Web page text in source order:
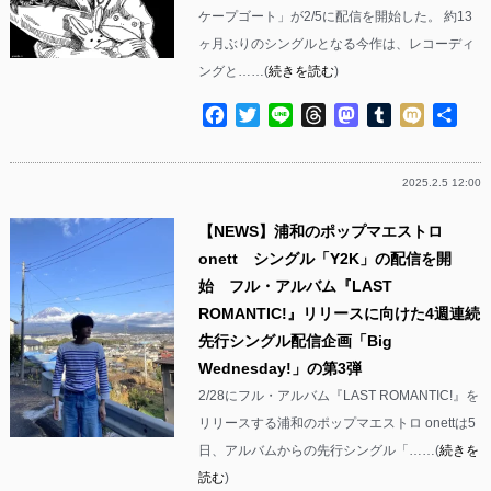
ケープゴート」が2/5に配信を開始した。 約13
ヶ月ぶりのシングルとなる今作は、レコーディ
ングと……(続きを読む)
Facebook
TwitterLine ThreadsMastodon
Tumblr
Mixi
2025.2.5 12:00
【NEWS】浦和のポップマエストロ
onett シングル「Y2K」の配信を開
始 フル・アルバム『LAST
ROMANTIC!』リリースに向けた4週連続
先行シングル配信企画「Big
Wednesday!」の第3弾
2/28にフル・アルバム『LAST ROMANTIC!』を
リリースする浦和のポップマエストロ onettは5
日、アルバムからの先行シングル「……(続きを
読む)